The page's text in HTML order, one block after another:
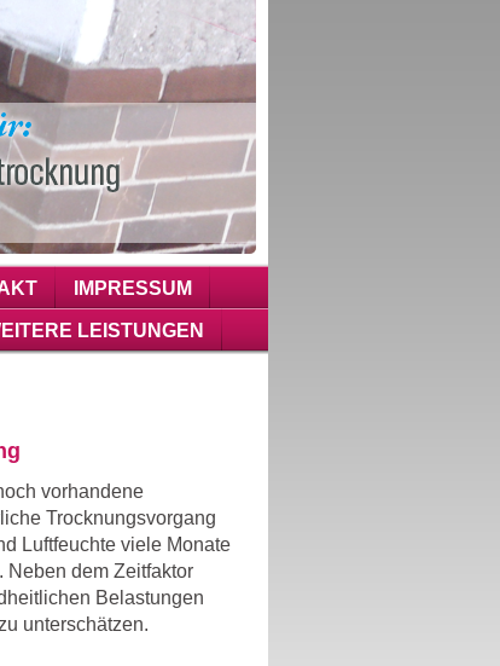
IMPRESSUM
LEISTUNGEN
vorhandene
Trocknungsvorgang
Luftfeuchte viele Monate
Neben dem Zeitfaktor
Belastungen
unterschätzen.